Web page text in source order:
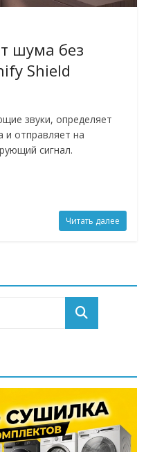
шума без
Shield
звуки, определяет
и отправляет на
сигнал.
Читать далее